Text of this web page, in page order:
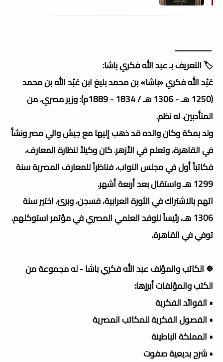
ــــــــــــــــــ
🏷️ التعريف بـ عبد الله فكري باشا:
عَبْد الله فكري «باشا» بن محمد بليغ ابن عَبْد الله بن محمد
(1250 هـ - 1306 هـ‍ / 1834 - 1889م): وزير مصري، من
المتأدبين. له نظم.
ولد بمكة وكان والده قد ذهب إليها مع جيش والي مصر ونشأ
في القاهرة، وتعلم في الأزهر. كان وكيلاً لنظارة المعارف،
فكاتباً أول في مجلس النواب، فناظراً للمعارف المصرية سنة
1299 هـ واستقال بعد أربعة أشهر.
اتهم بالاشتراك في الثورة العرابية، فسجن، وبرئ. اختير سنة
1306 هـ، رئيساً للوفد العلمي المصري في مؤتمر استوكلهم.
توفي في القاهرة.
❅ الكاتب والمؤلف عبد الله فكري باشا - له مجموعة من
الكتب والمؤلفات أبرزها:
• الفوائد الفكرية
• الفصول الفكرية للمكاتب المصرية
• المملكة الباطينة
• شرح بديعية صفوت